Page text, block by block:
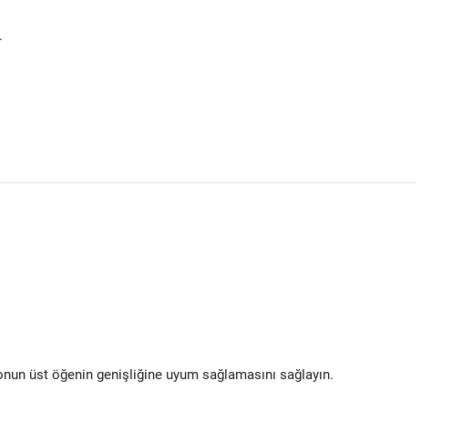
üst öğenin genişliğine uyum sağlamasını sağlayın.